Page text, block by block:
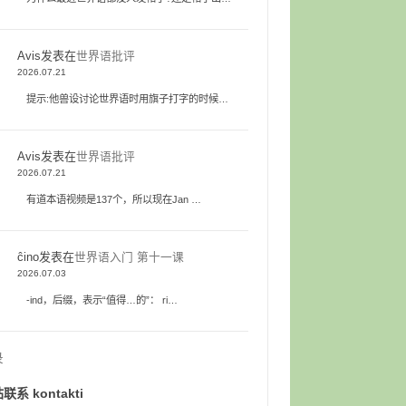
Avis发表在世界语批评
2026.07.21
提示:他兽设讨论世界语时用旗子打字的时候…
Avis发表在世界语批评
2026.07.21
有道本语视频是137个，所以现在Jan …
ĉino发表在世界语入门 第十一课
2026.07.03
-ind，后缀，表示“值得…的”： ri…
联系 kontakti